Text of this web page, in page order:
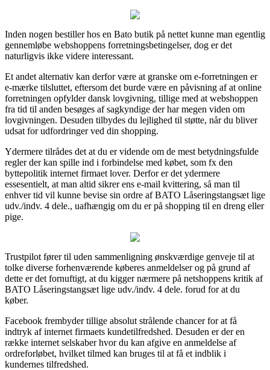
Inden nogen bestiller hos en Bato butik på nettet kunne man egentlig
gennemløbe webshoppens forretningsbetingelser, dog er det
naturligvis ikke videre interessant.
Et andet alternativ kan derfor være at granske om e-forretningen er
e-mærke tilsluttet, eftersom det burde være en påvisning af at online
forretningen opfylder dansk lovgivning, tillige med at webshoppen
fra tid til anden besøges af sagkyndige der har megen viden om
lovgivningen. Desuden tilbydes du lejlighed til støtte, når du bliver
udsat for udfordringer ved din shopping.
Ydermere tilrådes det at du er vidende om de mest betydningsfulde
regler der kan spille ind i forbindelse med købet, som fx den
byttepolitik internet firmaet lover. Derfor er det ydermere
essesentielt, at man altid sikrer ens e-mail kvittering, så man til
enhver tid vil kunne bevise sin ordre af BATO Låseringstangsæt lige
udv./indv. 4 dele., uafhængig om du er på shopping til en dreng eller
pige.
Trustpilot fører til uden sammenligning ønskværdige genveje til at
tolke diverse forhenværende køberes anmeldelser og på grund af
dette er det fornuftigt, at du kigger nærmere på netshoppens kritik af
BATO Låseringstangsæt lige udv./indv. 4 dele. forud for at du
køber.
Facebook frembyder tillige absolut strålende chancer for at få
indtryk af internet firmaets kundetilfredshed. Desuden er der en
række internet selskaber hvor du kan afgive en anmeldelse af
ordreforløbet, hvilket tilmed kan bruges til at få et indblik i
kundernes tilfredshed.